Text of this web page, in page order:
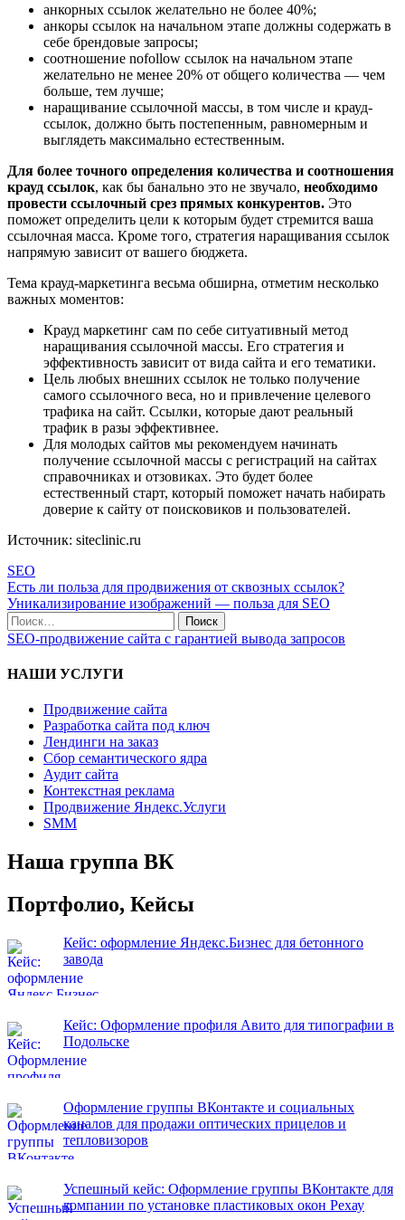
анкорных ссылок желательно не более 40%;
анкоры ссылок на начальном этапе должны содержать в
себе брендовые запросы;
соотношение nofollow ссылок на начальном этапе
желательно не менее 20% от общего количества — чем
больше, тем лучше;
наращивание ссылочной массы, в том числе и крауд-
ссылок, должно быть постепенным, равномерным и
выглядеть максимально естественным.
Для более точного определения количества и соотношения
крауд ссылок, как бы банально это не звучало, необходимо
провести ссылочный срез прямых конкурентов. Это
поможет определить цели к которым будет стремится ваша
ссылочная масса. Кроме того, стратегия наращивания ссылок
напрямую зависит от вашего бюджета.
Тема крауд-маркетинга весьма обширна, отметим несколько
важных моментов:
Крауд маркетинг сам по себе ситуативный метод
наращивания ссылочной массы. Его стратегия и
эффективность зависит от вида сайта и его тематики.
Цель любых внешних ссылок не только получение
самого ссылочного веса, но и привлечение целевого
трафика на сайт. Ссылки, которые дают реальный
трафик в разы эффективнее.
Для молодых сайтов мы рекомендуем начинать
получение ссылочной массы с регистраций на сайтах
справочниках и отзовиках. Это будет более
естественный старт, который поможет начать набирать
доверие к сайту от поисковиков и пользователей.
Источник: siteclinic.ru
SEO
Есть ли польза для продвижения от сквозных ссылок?
Уникализирование изображений — польза для SEO
SEO-продвижение сайта с гарантией вывода запросов
НАШИ УСЛУГИ
Продвижение сайта
Разработка сайта под ключ
Лендинги на заказ
Сбор семантического ядра
Аудит сайта
Контекстная реклама
Продвижение Яндекс.Услуги
SMM
Наша группа ВК
Портфолио, Кейсы
Кейс: оформление Яндекс.Бизнес для бетонного
завода
Кейс: Оформление профиля Авито для типографии в
Подольске
Оформление группы ВКонтакте и социальных
каналов для продажи оптических прицелов и
тепловизоров
Успешный кейс: Оформление группы ВКонтакте для
компании по установке пластиковых окон Рехау